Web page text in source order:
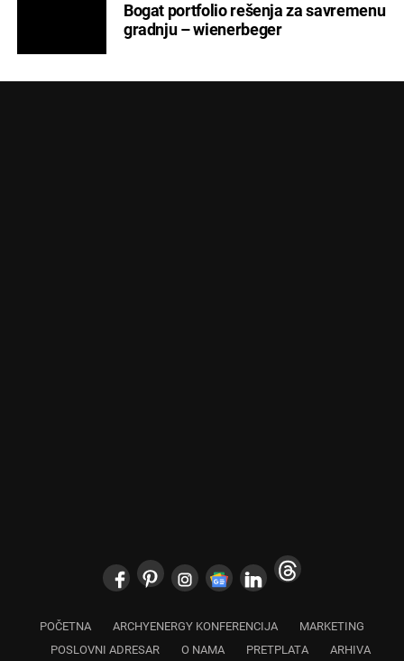
Bogat portfolio rešenja za savremenu
gradnju – wienerbeger
POSLOVNI ADRESAR
O NAMA PRETPLATA